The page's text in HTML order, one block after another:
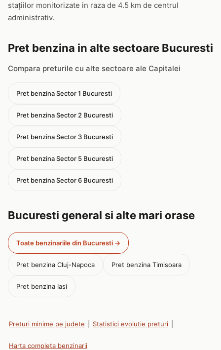
stațiilor monitorizate in raza de 4.5 km de centrul
administrativ.
Pret benzina in alte sectoare Bucuresti
Compara preturile cu alte sectoare ale Capitalei
Pret benzina Sector 1 Bucuresti
Pret benzina Sector 2 Bucuresti
Pret benzina Sector 3 Bucuresti
Pret benzina Sector 5 Bucuresti
Pret benzina Sector 6 Bucuresti
Bucuresti general si alte mari orase
Toate benzinariile din Bucuresti →
Pret benzina Cluj-Napoca Pret benzina Timisoara
Pret benzina Iasi
Preturi minime pe judete Statistici evolutie preturi
Harta completa benzinarii